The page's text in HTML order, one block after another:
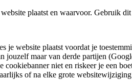
plaatst en waarvoor. Gebruik
je website plaatst voordat je
jouzelf maar van derde partijen
cookiebanner niet en riskeer je een
of na elke grote websitewijziging